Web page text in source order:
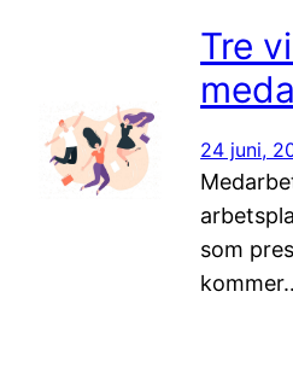
Tre
24 juni,
som